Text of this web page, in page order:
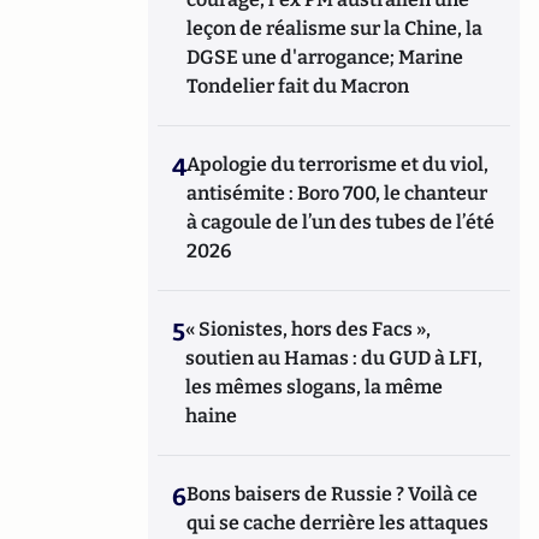
leçon de réalisme sur la Chine, la
DGSE une d'arrogance; Marine
Tondelier fait du Macron
4Apologie du terrorisme et du viol,
antisémite : Boro 700, le chanteur
à cagoule de l’un des tubes de l’été
2026
5« Sionistes, hors des Facs »,
soutien au Hamas : du GUD à LFI,
les mêmes slogans, la même
haine
6Bons baisers de Russie ? Voilà ce
qui se cache derrière les attaques